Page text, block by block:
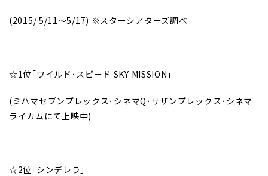
(2015/5/11～5/17) ※スターシアターズ調べ
☆1位｢ワイルド･スピード SKY MISSION｣
(ミハマセブンプレックス･シネマQ･サザンプレックス･シネマ
ライカムにて上映中)
☆2位｢シンデレラ｣